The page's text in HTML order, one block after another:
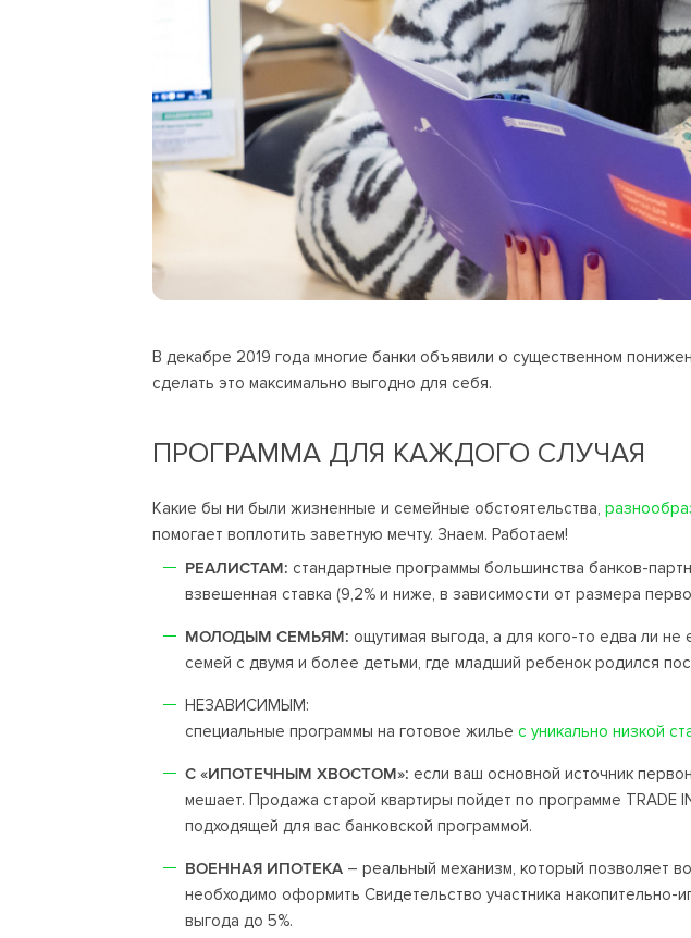
В декабре 2019 года многие банки объявили о существенном
сделать это максимально выгодно для себя.
ПРОГРАММА ДЛЯ КАЖДОГО СЛУЧАЯ
Какие бы ни были жизненные и семейные обстоятельства,
помогает воплотить заветную мечту. Знаем. Работаем!
РЕАЛИСТАМ: стандартные программы большинства банков-
взвешенная ставка (9,2% и ниже, в зависимости от размера
МОЛОДЫМ СЕМЬЯМ: ощутимая выгода, а для кого-то едва ли
семей с двумя и более детьми, где младший ребенок родился
НЕЗАВИСИМЫМ:
специальные программы на готовое жилье с уникально низкой
С «ИПОТЕЧНЫМ ХВОСТОМ»: если ваш основной источник
мешает. Продажа старой квартиры пойдет по программе TRADE
подходящей для вас банковской программой.
ВОЕННАЯ ИПОТЕКА – реальный механизм, который позволяет
необходимо оформить Свидетельство участника
выгода до 5%.